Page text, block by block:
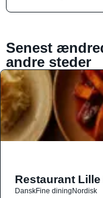
Senest
andre steder
Restaurant Lille
DanskFine diningNordisk